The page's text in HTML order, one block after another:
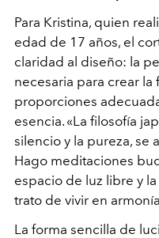
Para Kristina, quien
edad de 17 años, el
claridad al diseño: la
necesaria para crear la
proporciones
esencia. «La filosofía
silencio y la pureza, se
Hago meditaciones
espacio de luz libre y
trato de vivir en armonía
La forma sencilla de